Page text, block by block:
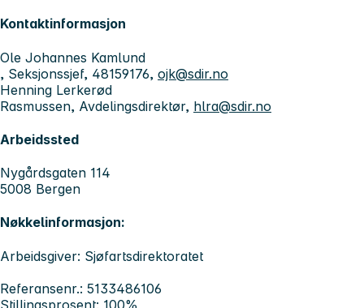
Kontaktinformasjon
Ole Johannes Kamlund
, Seksjonssjef, 48159176, ojk@sdir.no
Henning Lerkerød
Rasmussen, Avdelingsdirektør, hlra@sdir.no
Arbeidssted
Nygårdsgaten 114
5008 Bergen
Nøkkelinformasjon:
Arbeidsgiver: Sjøfartsdirektoratet
Referansenr.: 5133486106
Stillingsprosent: 100%